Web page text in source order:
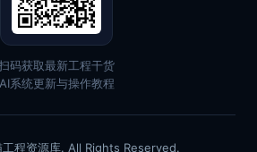
码获取最新工程干货
AI系统更新与操作教程
程资源库. All Rights Reserved.